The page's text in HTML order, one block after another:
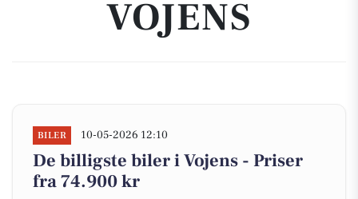
VOJENS
BILER 10-05-2026 12:10
De billigste biler i Vojens - Priser
fra 74.900 kr